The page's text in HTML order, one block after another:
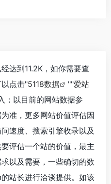
达到11.2K，如你需要查
点击"5118数据 ""爱站
；以目前的网站数据参
准，更多网站价值评估因
速度、搜索引擎收录以及
评估一个站的价值，最主
以及需要，一些确切的数
站长进行洽谈提供。如该